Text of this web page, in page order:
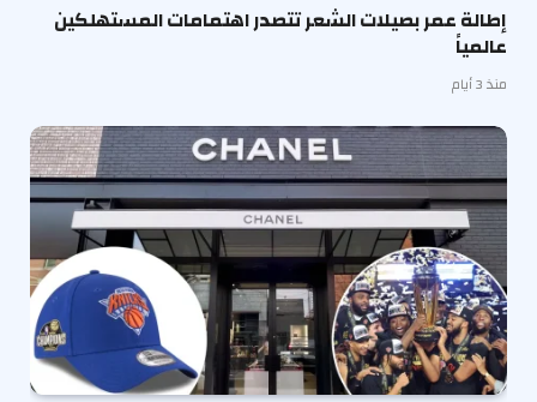
إطالة عمر بصيلات الشعر تتصدر اهتمامات المستهلكين
عالمياً
منذ 3 أيام